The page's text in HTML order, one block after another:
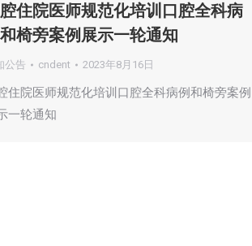
住院医师规范化培训口腔全科病
椅旁案例展示一轮通知
公告 cndent 2023年8月16日
住院医师规范化培训口腔全科病例和椅旁案例
一轮通知